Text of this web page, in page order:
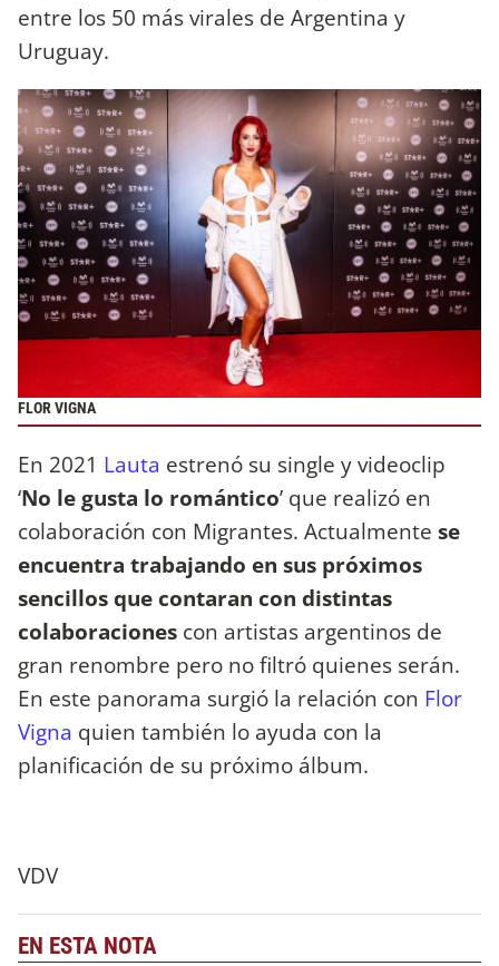
entre los 50 más virales de Argentina y
Uruguay.
FLOR VIGNA
En 2021 Lauta estrenó su single y videoclip
‘No le gusta lo romántico’ que realizó en
colaboración con Migrantes. Actualmente se
encuentra trabajando en sus próximos
sencillos que contaran con distintas
colaboraciones con artistas argentinos de
gran renombre pero no filtró quienes serán.
En este panorama surgió la relación con Flor
Vigna quien también lo ayuda con la
planificación de su próximo álbum.
VDV
EN ESTA NOTA